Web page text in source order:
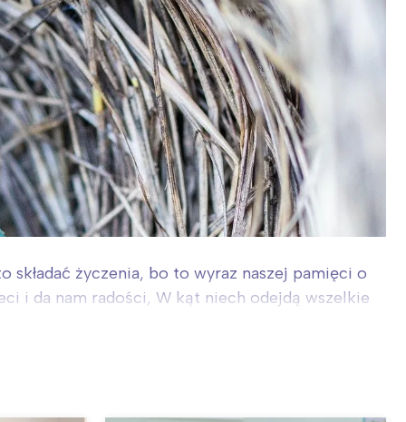
życzenia, bo to wyraz naszej pamięci o
i da nam radości, W kąt niech odejdą wszelkie